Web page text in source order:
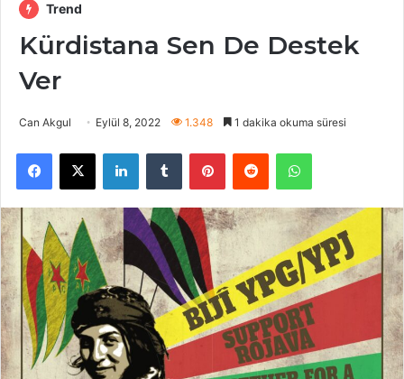
Trend
Kürdistana Sen De Destek
Ver
Can Akgul Eylül 8, 2022 1.348 1 dakika okuma süresi
Facebook
X LinkedInTumblr PinterestReddit WhatsApp